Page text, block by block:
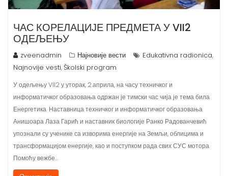
ЧАС КОРЕЛАЦИЈЕ ПРЕДМЕТА У VII2
ОДЕЉЕЊУ
zveenadmin Најновије вести Edukativna radionica,
Najnovije vesti,Školski program
У одељењу VII2 у уторак, 2.априла, на часу техничког и
информатичког образовања одржан је тимски час чија је тема била
Енергетика. Наставница техничког и информатичког образовања
Анишоара Лаза Гарић и наставник биологије Ранко Радованчевић
упознали су ученике са изворима енергије на Земљи, облицима и
трансформацијом енергије, као и поступком рада свих СУС мотора.
Помоћу вежбе…